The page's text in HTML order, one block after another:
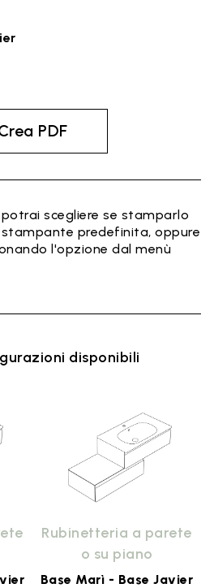
PDF
scegliere se stamparlo
predefinita, oppure
l'opzione dal menù
disponibili
Rubinetteria a parete
o su piano
Base Marì - Base Javier